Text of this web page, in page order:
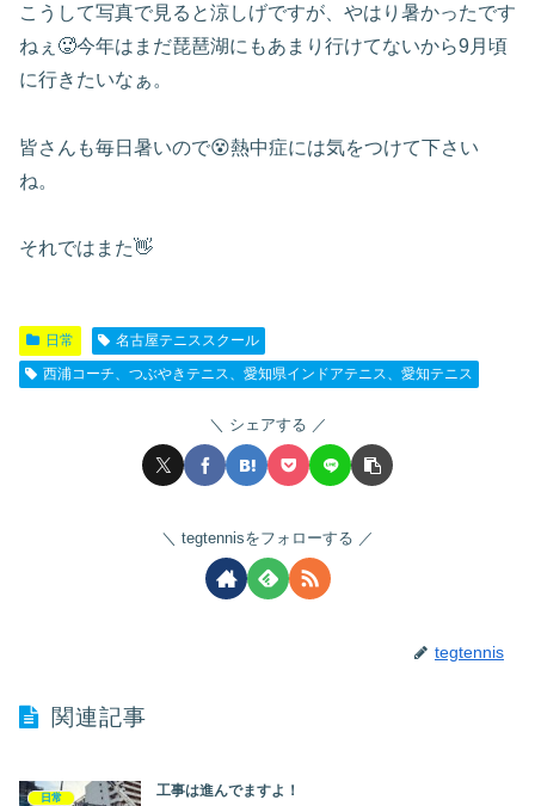
こうして写真で見ると涼しげですが、やはり暑かったです
ねぇ🥵今年はまだ琵琶湖にもあまり行けてないから9月頃
に行きたいなぁ。
皆さんも毎日暑いので😵熱中症には気をつけて下さい
ね。
それではまた👋
日常
名古屋テニススクール
西浦コーチ、つぶやきテニス、愛知県インドアテニス、愛知テニス
シェアする
tegtennisをフォローする
tegtennis
関連記事
日常 工事は進んでますよ！